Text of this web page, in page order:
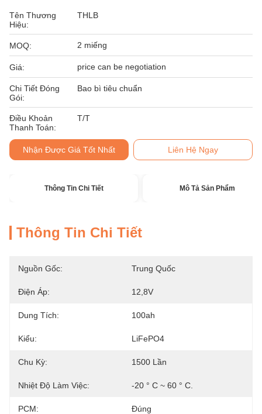
Tên Thương
Hiệu:
THLB
MOQ: 2 miếng
Giá: price can be negotiation
Chi Tiết Đóng
Gói:
Bao bì tiêu chuẩn
Điều Khoản
Thanh Toán:
T/T
Nhận Được Giá Tốt Nhất Liên Hệ Ngay
Thông Tin Chi Tiết Mô Tả Sản Phẩm
Thông Tin Chi Tiết
Nguồn Gốc: Trung Quốc
Điện Áp: 12,8V
Dung Tích: 100ah
Kiểu: LiFePO4
Chu Kỳ: 1500 Lần
Nhiệt Độ Làm Việc: -20 ° C ~ 60 ° C.
PCM: Đúng